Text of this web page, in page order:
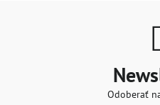
Odoberať